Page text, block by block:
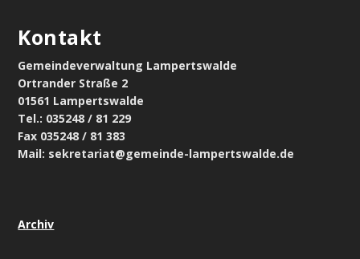
Kontakt
Gemeindeverwaltung Lampertswalde
Ortrander Straße 2
01561 Lampertswalde
Tel.: 035248 / 81 229
Fax 035248 / 81 383
Mail: sekretariat@gemeinde-lampertswalde.de
Archiv